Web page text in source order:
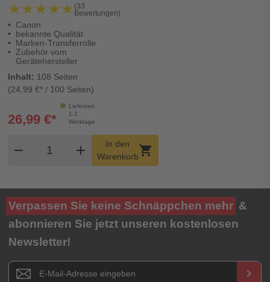
★★★★★
★★★★★ (33
Bewertungen)
Canon
bekannte Qualität
Marken-Transferrolle
Zubehör vom
Gerätehersteller
Inhalt: 108 Seiten
(24,99 €* / 100 Seiten)
Lieferzeit:
1-2
Werktage
26,99 €*
remove
Produkt Warenkorb Menge
add
In den
Warenkorbshopping_cart
Verpassen Sie keine Schnäppchen mehr &
abonnieren Sie jetzt unseren kostenlosen
Newsletter!
Newsletter E-Mail Adresse keyboard_arrow_right